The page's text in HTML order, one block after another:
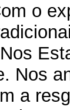
o
Nos
a